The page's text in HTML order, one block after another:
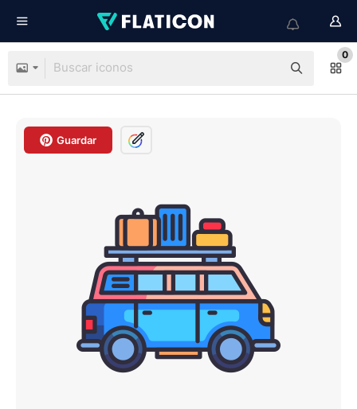
0
Guardar